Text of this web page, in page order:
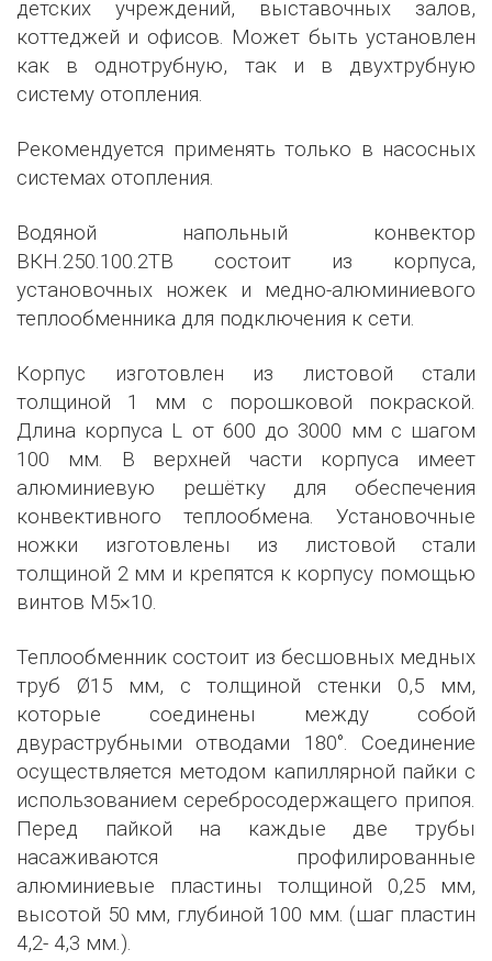
детских учреждений, выставочных залов,
коттеджей и офисов. Может быть установлен
как в однотрубную, так и в двухтрубную
систему отопления.
Рекомендуется применять только в насосных
системах отопления.
Водяной напольный конвектор
ВКН.250.100.2ТВ состоит из корпуса,
установочных ножек и медно-алюминиевого
теплообменника для подключения к сети.
Корпус изготовлен из листовой стали
толщиной 1 мм с порошковой покраской.
Длина корпуса L от 600 до 3000 мм с шагом
100 мм. В верхней части корпуса имеет
алюминиевую решётку для обеспечения
конвективного теплообмена. Установочные
ножки изготовлены из листовой стали
толщиной 2 мм и крепятся к корпусу помощью
винтов М5×10.
Теплообменник состоит из бесшовных медных
труб Ø15 мм, с толщиной стенки 0,5 мм,
которые соединены между собой
двураструбными отводами 180°. Соединение
осуществляется методом капиллярной пайки с
использованием серебросодержащего припоя.
Перед пайкой на каждые две трубы
насаживаются профилированные
алюминиевые пластины толщиной 0,25 мм,
высотой 50 мм, глубиной 100 мм. (шаг пластин
4,2- 4,3 мм.).